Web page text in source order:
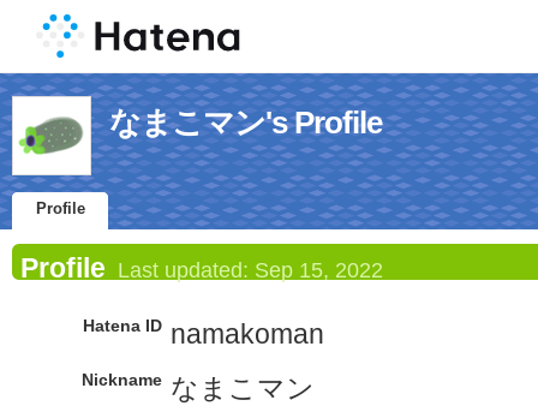
なまこマン's Profile
Profile
Profile Last updated: Sep 15, 2022
Hatena ID namakoman
Nickname なまこマン